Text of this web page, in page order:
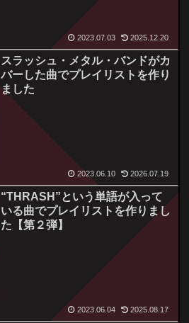
2023.07.03 2025.12.20
スラッシュ・メタル・バンドがカ
バーした曲でプレイリストを作り
ました
2023.06.10 2026.07.19
“THRASH”という単語が入って
いる曲でプレイリストを作りまし
た【第２弾】
2023.06.04 2025.08.17